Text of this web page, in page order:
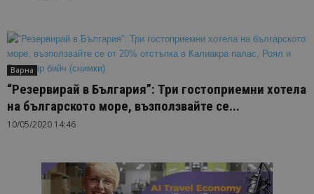
Варна
“Резервирай в България”: Три гостоприемни хотела
на българското море, възползвайте се...
10/05/2020 14:46